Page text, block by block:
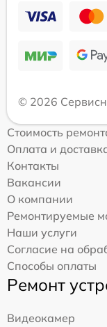
© 2026
Стоимость
Оплата и
Контакты
Вакансии
О компании
Ремонтируемые
Наши услуги
Согласие на
Способы оплаты
Ремонт
Видеокамер